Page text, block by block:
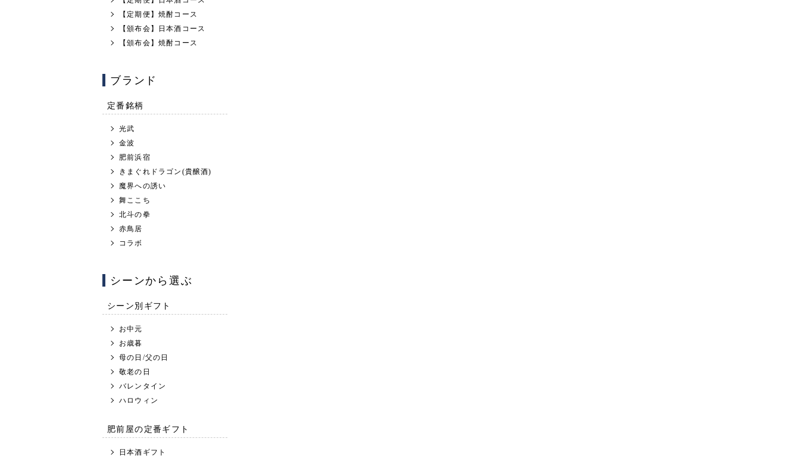
【定期便】焼酎コース
【頒布会】日本酒コース
【頒布会】焼酎コース
ブランド
定番銘柄
光武
金波
肥前浜宿
きまぐれドラゴン(貴醸酒)
魔界への誘い
舞ここち
北斗の拳
赤鳥居
コラボ
シーンから選ぶ
シーン別ギフト
お中元
お歳暮
母の日/父の日
敬老の日
バレンタイン
ハロウィン
肥前屋の定番ギフト
日本酒ギフト